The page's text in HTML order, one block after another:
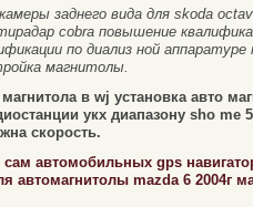
заднего вида для skoda
сobra повышение
по диализ ной
магнитолы.
в wj установка авто
укх диапазону sho
скорость.
автомобильных gps
автомагнитолы mazda 6 2004г